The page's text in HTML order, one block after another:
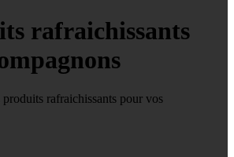
rafraichissants
produits rafraichissants pour vos